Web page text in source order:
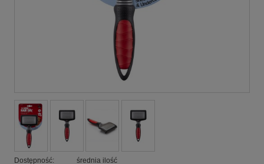
Dostępność:
średnia ilość